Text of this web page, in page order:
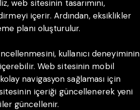
web sitesinin tasarımını,
içerir. Ardından, eksiklikler
planı oluşturulur.
kullanıcı deneyiminin
Web sitesinin mobil
navigasyon sağlaması için
içeriği güncellenerek yeni
güncellenir.